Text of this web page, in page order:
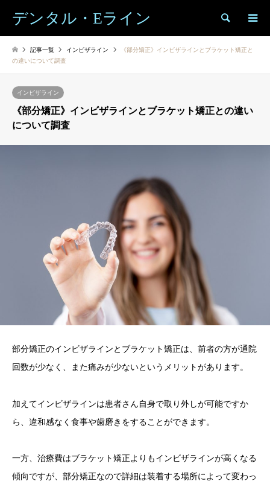
デンタル・Eライン 検索
記事一覧 インビザライン
《部分矯正》インビザラインとブラケット矯正と
の違いについて調査
インビザライン
《部分矯正》インビザラインとブラケット矯正との違い
について調査
部分矯正のインビザラインとブラケット矯正は、前者の方が通院
回数が少なく、また痛みが少ないというメリットがあります。
加えてインビザラインは患者さん自身で取り外しが可能ですか
ら、違和感なく食事や歯磨きをすることができます。
一方、治療費はブラケット矯正よりもインビザラインが高くなる
傾向ですが、部分矯正なので詳細は装着する場所によって変わっ